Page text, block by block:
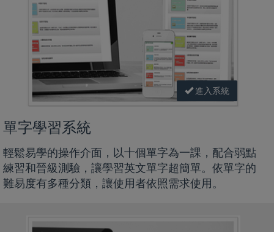
進入系統
單字學習系統
輕鬆易學的操作介面，以十個單字為一課，配合弱點
練習和晉級測驗，讓學習英文單字超簡單。依單字的
難易度有多種分類，讓使用者依照需求使用。